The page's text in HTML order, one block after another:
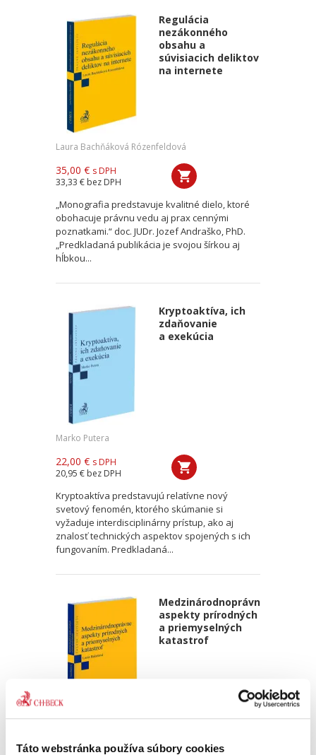
Táto webstránka používa súbory cookies
Regulácia
nezákonného
obsahu a
súvisiacich deliktov
na internete
Laura Bachňáková Rózenfeldová
35,00 € s DPH
33,33 € bez DPH
„Monografia predstavuje kvalitné dielo, ktoré
obohacuje právnu vedu aj prax cennými
poznatkami.“ doc. JUDr. Jozef Andraško, PhD.
„Predkladaná publikácia je svojou šírkou aj
hĺbkou...
Kryptoaktíva, ich
zdaňovanie
a exekúcia
Marko Putera
22,00 € s DPH
20,95 € bez DPH
Kryptoaktíva predstavujú relatívne nový
svetový fenomén, ktorého skúmanie si
vyžaduje interdisciplinárny prístup, ako aj
znalosť technických aspektov spojených s ich
fungovaním. Predkladaná...
Medzinárodnoprávne
aspekty prírodných
a priemyselných
katastrof